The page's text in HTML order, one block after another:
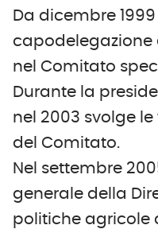
Da dicembre
nel Comitato
Durante la
nel 2003 svolge
del Comitato.
Nel settembre
generale della
politiche agricole